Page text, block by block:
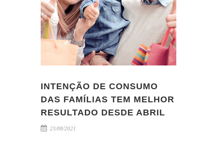
INTENÇÃO DE CONSUMO
DAS FAMÍLIAS TEM MELHOR
RESULTADO DESDE ABRIL
23/08/2021